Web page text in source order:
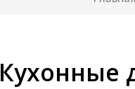
Кухонные